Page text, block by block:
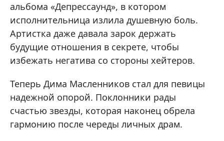
альбома «Депрессаунд», в котором
исполнительница излила душевную боль.
Артистка даже давала зарок держать
будущие отношения в секрете, чтобы
избежать негатива со стороны хейтеров.
Теперь Дима Масленников стал для певицы
надежной опорой. Поклонники рады
счастью звезды, которая наконец обрела
гармонию после череды личных драм.